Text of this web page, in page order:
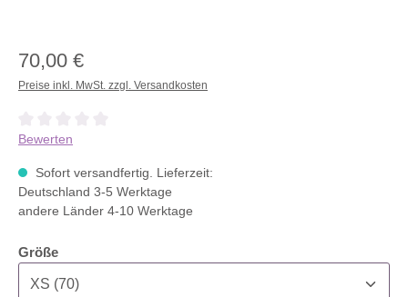
70,00 €
Preise inkl. MwSt. zzgl. Versandkosten
Durchschnittliche Bewertung von 0 von 5 Sternen
Bewerten
Sofort versandfertig. Lieferzeit:
Deutschland 3-5 Werktage
andere Länder 4-10 Werktage
Größeauswählen